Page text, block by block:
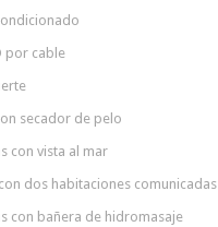
por cable
secador de pelo
con vista al mar
dos habitaciones comunicadas
con bañera de hidromasaje